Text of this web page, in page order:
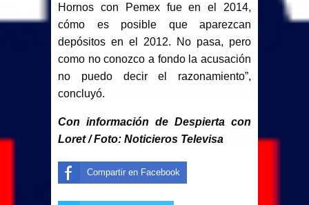
Hornos con
Pemexfue en el 2014,
cómo es posible que aparezcan
depósitos en el 2012. No pasa, pero
como no conozco a fondo la acusación
no puedo decir el razonamiento”,
concluyó.
Con información de Despierta con
Loret / Foto: Noticieros Televisa
Compartir en Facebook